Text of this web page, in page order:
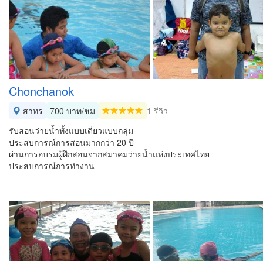
Chonchanok
สาทร 700 บาท/ชม
1 รีวิว
รับสอนว่ายน​้ำทั้งแบบเดี่ยวแบบกลุ่ม
ประสบการณ์การสอนมากกว่า 20​ ปี
ผ่านการอบรมผู้ฝึกสอนจากสมาคมว่ายน้ำแห่งประเทศไทย
ประสบการณ์การทำงาน